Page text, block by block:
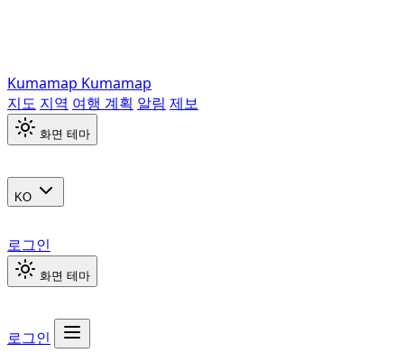
Kumamap Kumamap
지도 지역 여행 계획 알림 제보
화면 테마
KO
로그인
화면 테마
로그인